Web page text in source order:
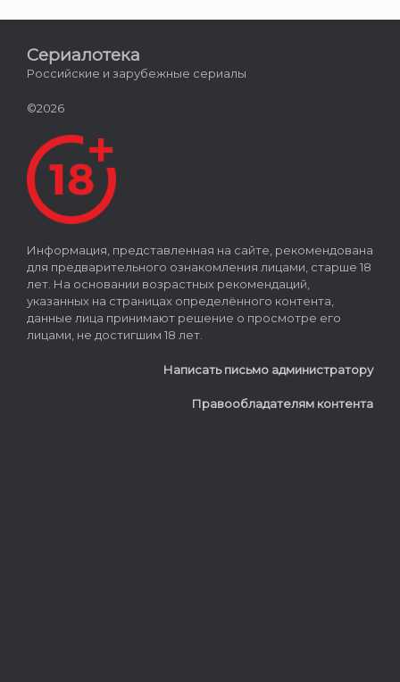
Сериалотека
Российские и зарубежные сериалы
©2026
Информация, представленная на сайте, рекомендована
для предварительного ознакомления лицами, старше 18
лет. На основании возрастных рекомендаций,
указанных на страницах определённого контента,
данные лица принимают решение о просмотре его
лицами, не достигшим 18 лет.
Написать письмо администратору
Правообладателям контента